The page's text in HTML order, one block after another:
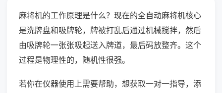
麻将机的工作原理是什么？现在的全自动麻将机核心
是洗牌盘和吸牌轮，牌被打乱后通过机械搅拌，然后
由吸牌轮一张张吸起送入牌道，最后码放整齐。这个
过程是物理性的，随机性很强。
若你在仪器使用上需要帮助，想获取一对一指导，添